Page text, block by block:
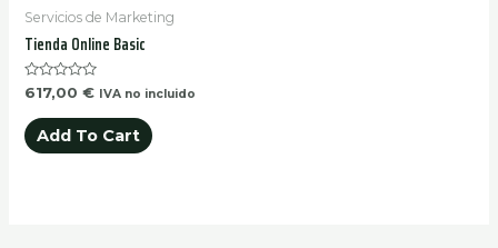
Servicios de Marketing
Tienda Online Basic
Rated
0
out
of
5
617,00€ IVA no incluido
Add To Cart